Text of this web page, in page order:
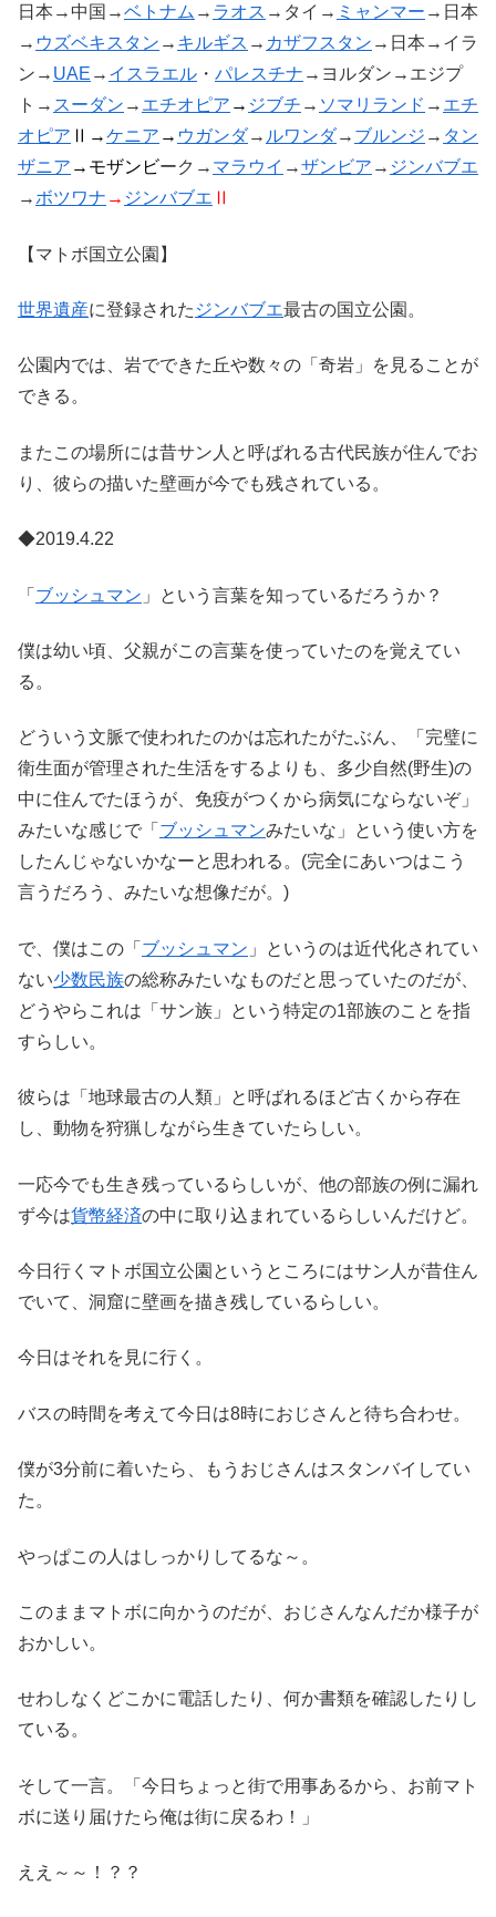
日本→中国→ベトナム → ラオス →タイ→ ミャンマー →日本
→ ウズベキスタン → キルギス → カザフスタン →日本→イラ
ン→ UAE → イスラエル ・ パレスチナ →ヨルダン→エジプ
ト→ スーダン → エチオピア → ジブチ → ソマリランド → エチ
オピア Ⅱ→ケニア → ウガンダ→ ルワンダ→ ブルンジ → タン
ザニア → モザンビーク→ マラウイ →ザンビア → ジンバブエ
→ ボツワナ → ジンバブエ Ⅱ
【マトボ国立公園】
世界遺産に登録された ジンバブエ最古の国立公園。
公園内では、岩でできた丘や数々の「奇岩」を見ることが
できる。
またこの場所には昔サン人と呼ばれる古代民族が住んでお
り、彼らの描いた壁画が今でも残されている。
◆2019.4.22
「 ブッシュマン 」という言葉を知っているだろうか？
僕は幼い頃、父親がこの言葉を使っていたのを覚えてい
る。
どういう文脈で使われたのかは忘れたがたぶん、「完璧に
衛生面が管理された生活をするよりも、多少自然(野生)の
中に住んでたほうが、免疫がつくから病気にならないぞ」
みたいな感じで「 ブッシュマンみたいな」という使い方を
したんじゃないかなーと思われる。(完全にあいつはこう
言うだろう、みたいな想像だが。)
で、僕はこの「 ブッシュマン 」というのは近代化されてい
ない少数民族の総称みたいなものだと思っていたのだが、
どうやらこれは「サン族」という特定の1部族のことを指
すらしい。
彼らは「地球最古の人類」と呼ばれるほど古くから存在
し、動物を狩猟しながら生きていたらしい。
一応今でも生き残っているらしいが、他の部族の例に漏れ
ず今は貨幣経済の中に取り込まれているらしいんだけど。
今日行くマトボ国立公園というところにはサン人が昔住ん
でいて、洞窟に壁画を描き残しているらしい。
今日はそれを見に行く。
バスの時間を考えて今日は8時におじさんと待ち合わせ。
僕が3分前に着いたら、もうおじさんはスタンバイしてい
た。
やっぱこの人はしっかりしてるな～。
このままマトボに向かうのだが、おじさんなんだか様子が
おかしい。
せわしなくどこかに電話したり、何か書類を確認したりし
ている。
そして一言。「今日ちょっと街で用事あるから、お前マト
ボに送り届けたら俺は街に戻るわ！」
ええ～～！？？